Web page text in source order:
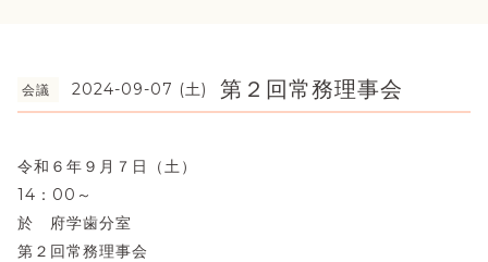
会議 2024-09-07 (土) 第２回常務理事会
令和６年９月７日（土）
14：00～
於 府学歯分室
第２回常務理事会